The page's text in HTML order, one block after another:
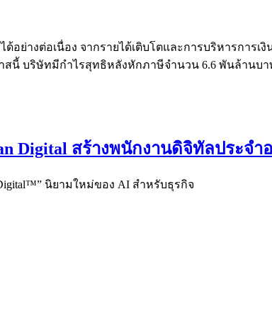
อย่างต่อเนื่อง จากรายได้เติบโตและการบริหารการ
นี้ บริษัทมีกำไรสุทธิหลังหักภาษีจำนวน 6.6 พันล้านบ
Digital สร้างพนักงานดิจิทัลประจำ
นิยามใหม่ของ AI สำหรับธุรกิจ